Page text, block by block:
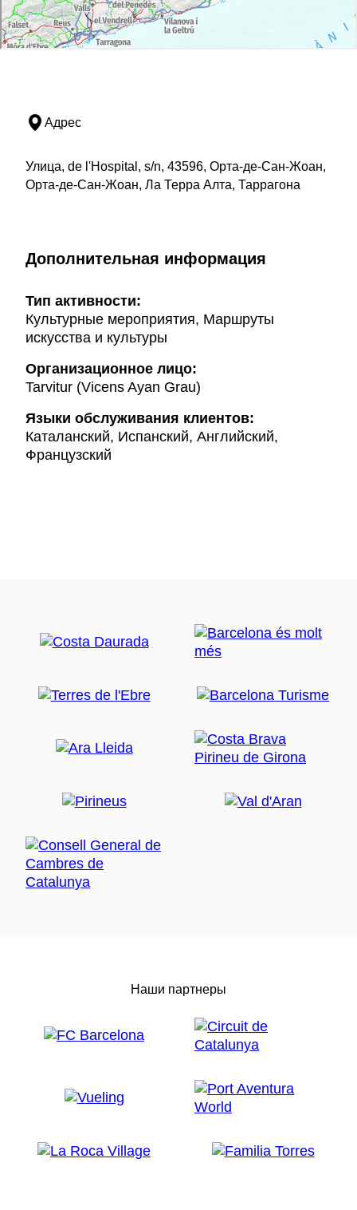
Адрес
Улица, de l'Hospital, s/n, 43596, Орта-де-Сан-Жоан,
Орта-де-Сан-Жоан, Ла Терра Алта, Таррагона
Дополнительная информация
Тип активности:
Культурные мероприятия, Маршруты
искусства и культуры
Организационное лицо:
Tarvitur (Vicens Ayan Grau)
Языки обслуживания клиентов:
Каталанский, Испанский, Английский,
Французский
Наши партнеры